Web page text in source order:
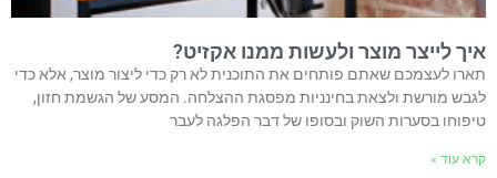
איך לייצר מוצר ולעשות ממנו אקזיט?
תארו לעצמכם שאתם פותחים את התוכנית לא רק כדי ליצור מוצר, אלא כדי
לגבש מורשת ולצאת בחינניות מפסגת ההצלחה. המסע של הגשמת חזון,
טיפוחו בסערות השוק ובסופו של דבר הפלגה לעבר
קרא עוד »